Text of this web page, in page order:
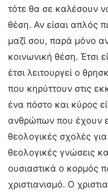
τότε θα σε καλέσουν
θέση. Αν είσαι απλός
μαζί σου, παρά μόνο
κοινωνική θέση. Έτσι
έτσι λειτουργεί ο
που κηρύττουν στις
ένα πόστο και κύρος
ανθρώπων που έχουν
θεολογικές σχολές
θεολογικές γνώσεις
ουσιαστικά ο κορμός
χριστιανισμό. Ο